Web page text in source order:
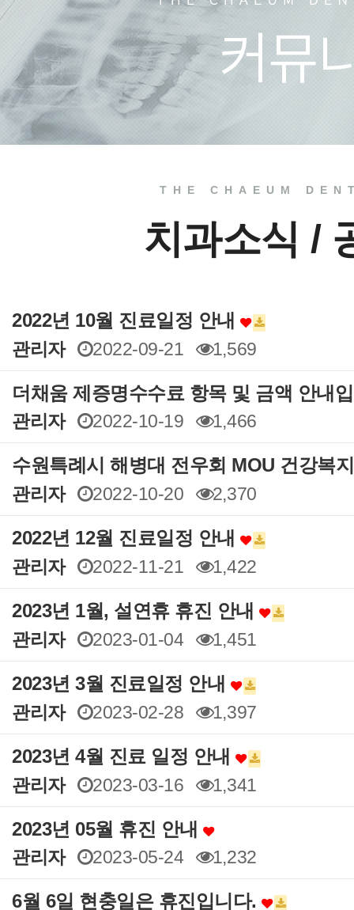
치료 전
THE CHAEUM
치과소식 /
2022년 10월 진료일정 안내
관리자
2022-09-21 1,569
더채움 제증명수수료 항목 및 금액 안내
관리자
2022-10-19 1,466
수원특례시 해병대 전우회 MOU 건강복
관리자
2022-10-20 2,370
2022년 12월 진료일정 안내
관리자
2022-11-21 1,422
2023년 1월, 설연휴 휴진 안내
관리자
2023-01-04 1,451
2023년 3월 진료일정 안내
관리자
2023-02-28 1,397
2023년 4월 진료 일정 안내
관리자
2023-03-16 1,341
2023년 05월 휴진 안내
관리자
2023-05-24 1,232
6월 6일 현충일은 휴진입니다.